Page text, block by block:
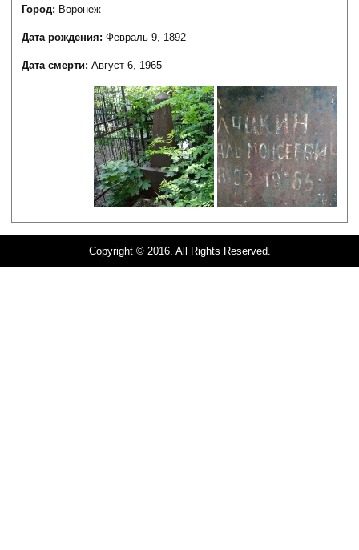
Город: Воронеж
Дата рождения:Февраль 9, 1892
Дата смерти:Август 6, 1965
Copyright © 2016. All Rights Reserved.